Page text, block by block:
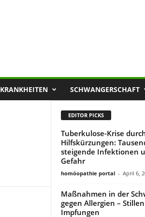
KRANKHEITEN SCHWANGERSCHAFT
EDITOR PICKS
Tuberkulose-Krise
Hilfskürzungen:
steigende Infektionen
Gefahr
homöopathie portal - April 6,
Maßnahmen in der
gegen Allergien –
Impfungen